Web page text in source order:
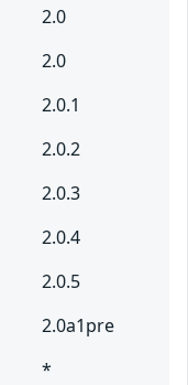
2.0
2.0
2.0.1
2.0.2
2.0.3
2.0.4
2.0.5
2.0a1pre
*